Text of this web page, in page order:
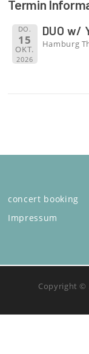
Termin
DO.
15
OKT.
2026
DUO w/
Hamburg
concert booking
Impressum
Copyright ©